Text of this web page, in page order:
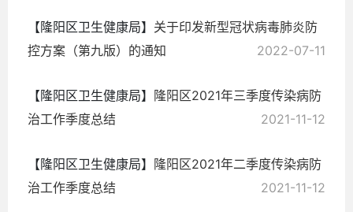
【隆阳区卫生健康局】 关于印发新型冠状病毒肺炎防
控方案（第九版）的通知
2022-07-11
【隆阳区卫生健康局】 隆阳区2021年三季度传染病防
治工作季度总结
2021-11-12
【隆阳区卫生健康局】 隆阳区2021年二季度传染病防
治工作季度总结
2021-11-12